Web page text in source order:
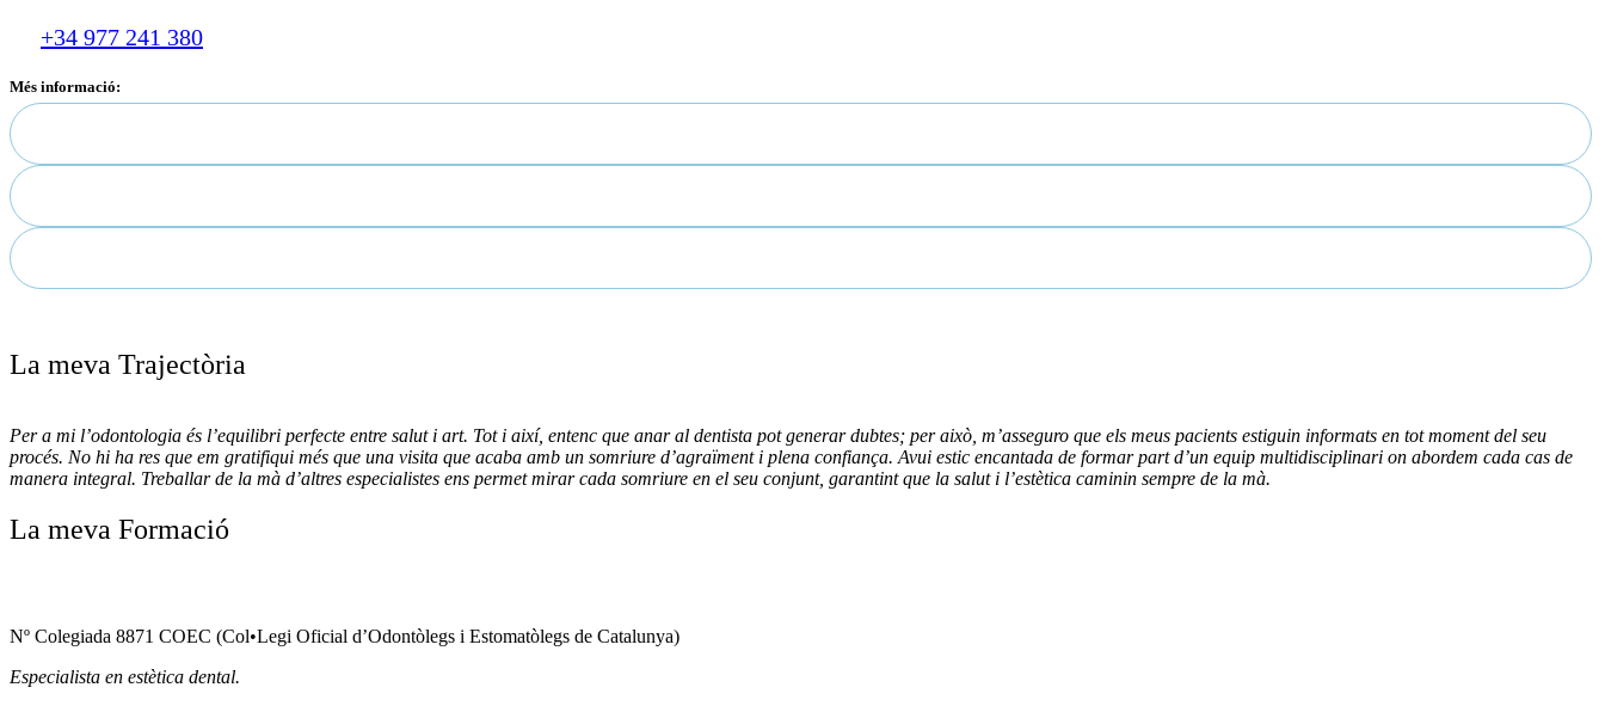
+34 977 241 380
Més informació:
La meva Trajectòria
Per a mi l’odontologia és l’equilibri perfecte entre salut i art. Tot i així, entenc que anar al dentista pot generar dubtes; per això, m’asseguro que els meus pacients estiguin informats en tot moment del seu
procés. No hi ha res que em gratifiqui més que una visita que acaba amb un somriure d’agraïment i plena confiança. Avui estic encantada de formar part d’un equip multidisciplinari on abordem cada cas de
manera integral. Treballar de la mà d’altres especialistes ens permet mirar cada somriure en el seu conjunt, garantint que la salut i l’estètica caminin sempre de la mà.
La meva Formació
Nº Colegiada 8871 COEC (Col•Legi Oficial d’Odontòlegs i Estomatòlegs de Catalunya)
Especialista en estètica dental.